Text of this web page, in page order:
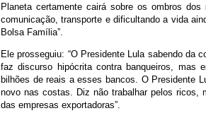
Planeta certamente cairá sobre os ombros dos
comunicação, transporte e dificultando a vida
Bolsa Família”.
Ele prosseguiu: “O Presidente Lula sabendo da
faz discurso hipócrita contra banqueiros, mas
bilhões de reais a esses bancos. O Presidente
novo nas costas. Diz não trabalhar pelos ricos,
das empresas exportadoras”.